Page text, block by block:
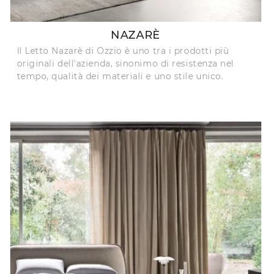
NAZARÈ
Il Letto Nazarè di Ozzio è uno tra i prodotti più
originali dell'azienda, sinonimo di resistenza nel
tempo, qualità dei materiali e uno stile unico.